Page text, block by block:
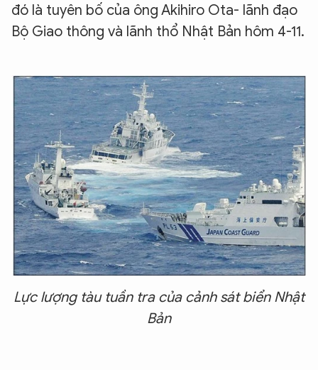
đó là tuyên bố của ông Akihiro Ota- lãnh đạo
Bộ Giao thông và lãnh thổ Nhật Bản hôm 4-11.
Lực lượng tàu tuần tra của cảnh sát biển Nhật
Bản